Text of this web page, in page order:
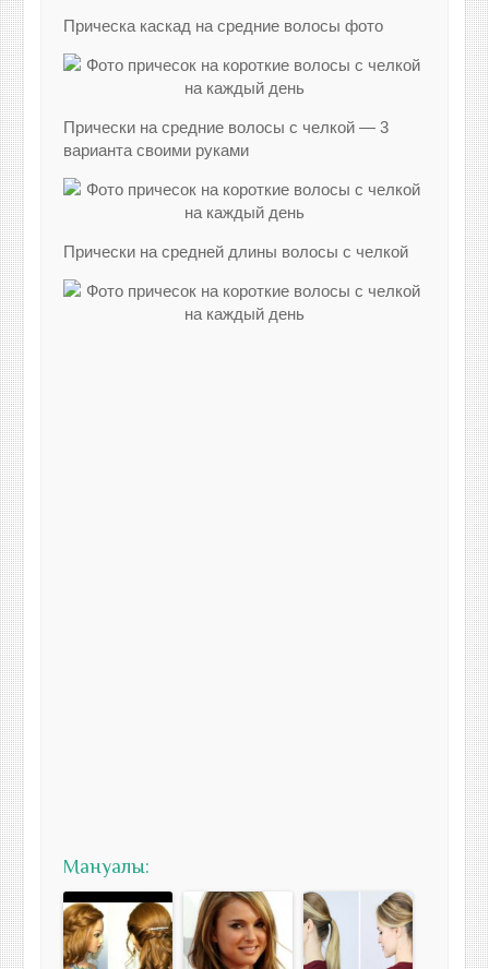
Прическа каскад на средние волосы фото
Прически на средние волосы с челкой — 3
варианта своими руками
Прически на средней длины волосы с челкой
Мануалы: